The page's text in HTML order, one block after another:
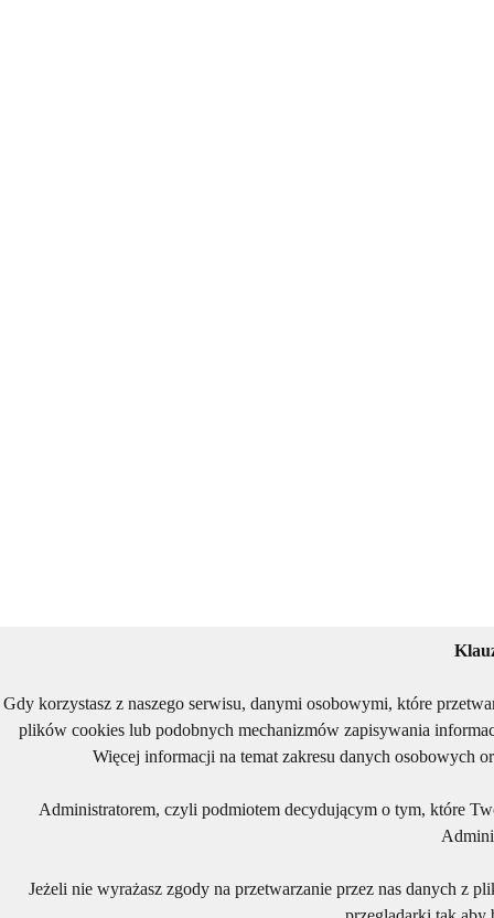
Gdy korzystasz z naszego serwisu, danymi osobowymi, które
plików cookies lub podobnych mechanizmów zapisywania
Więcej informacji na temat zakresu danych osobowych
Administratorem, czyli podmiotem decydującym o tym, które
Jeżeli nie wyrażasz zgody na przetwarzanie przez nas danych z